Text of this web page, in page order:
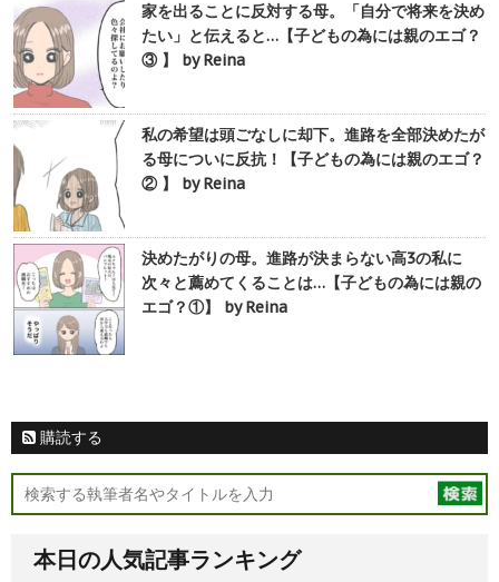
家を出ることに反対する母。「自分で将来を決め
たい」と伝えると…【子どもの為には親のエゴ？
③ 】 by Reina
私の希望は頭ごなしに却下。進路を全部決めたが
る母についに反抗！【子どもの為には親のエゴ？
② 】 by Reina
決めたがりの母。進路が決まらない高3の私に
次々と薦めてくることは…【子どもの為には親の
エゴ？①】 by Reina
購読する
本日の人気記事ランキング